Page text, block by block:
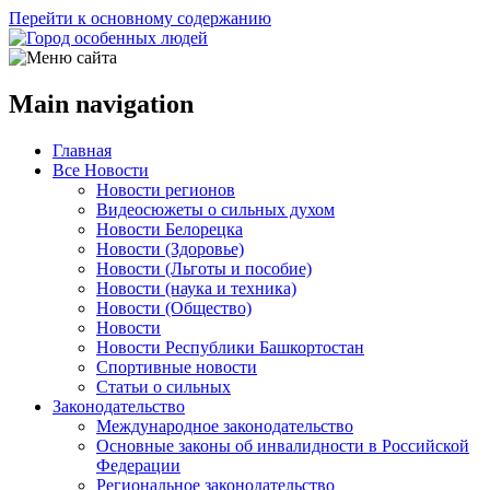
Перейти к основному содержанию
Main navigation
Главная
Все Новости
Новости регионов
Видеосюжеты о сильных духом
Новости Белорецка
Новости (Здоровье)
Новости (Льготы и пособие)
Новости (наука и техника)
Новости (Общество)
Новости
Новости Республики Башкортостан
Спортивные новости
Статьи о сильных
Законодательство
Международное законодательство
Основные законы об инвалидности в Российской
Федерации
Региональное законодательство